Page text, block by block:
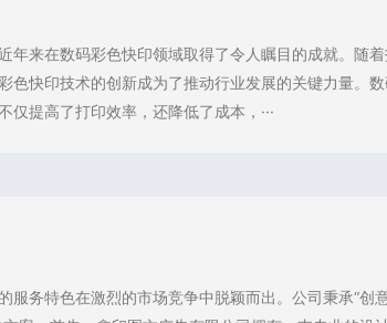
年来在数码彩色快印领域取得了令人瞩目的成就。随
色快印技术的创新成为了推动行业发展的关键力量。
提高了打印效率，还降低了成本，···
务特色在激烈的市场竞争中脱颖而出。公司秉承“创